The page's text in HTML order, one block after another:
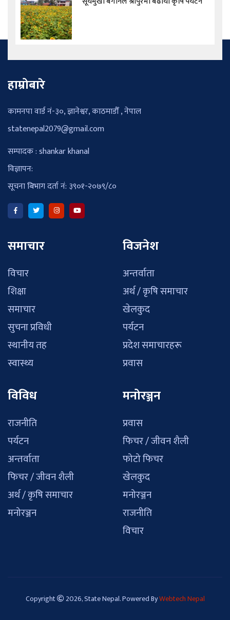
हाम्रोबारे
कामनपा वार्ड नं-३०, ज्ञानेश्वर, काठमाडौँ , नेपाल
statenepal2079@gmail.com
सम्पादक : shankar khanal
विज्ञापन:
सूचना बिभाग दर्ता नं: ३९०१-२०७९/८०
समाचार
विचार
शिक्षा
समाचार
सुचना प्रविधी
स्थानीय तह
स्वास्थ्य
विजनेश
अन्तर्वाता
अर्थ / कृषि समाचार
खेलकुद
पर्यटन
प्रदेश समाचारहरू
प्रवास
विविध
राजनीति
पर्यटन
अन्तर्वाता
फिचर / जीवन शैली
अर्थ / कृषि समाचार
मनोरञ्जन
मनोरञ्जन
प्रवास
फिचर / जीवन शैली
फोटो फिचर
खेलकुद
मनोरञ्जन
राजनीति
विचार
Copyright 2026, State Nepal. Powered ByWebtech Nepal